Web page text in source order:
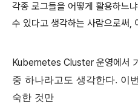
각종 로그들을 어떻게 활용하느
수 있다고 생각하는 사람으로써,
Kubernetes Cluster 운영에서
중 하나라고도 생각한다. 이
숙한 것만